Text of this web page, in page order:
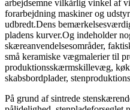
arbejdsemne vilkårlig vinkel af
forarbejdning maskiner og
udbredt.Dens
pladens kurver.Og indeholder
skæreanvendelsesområder,
små keramiske vægmalerier til
produktionsskærmskillevæg,
skabsbordplader,
På grund af sintrede